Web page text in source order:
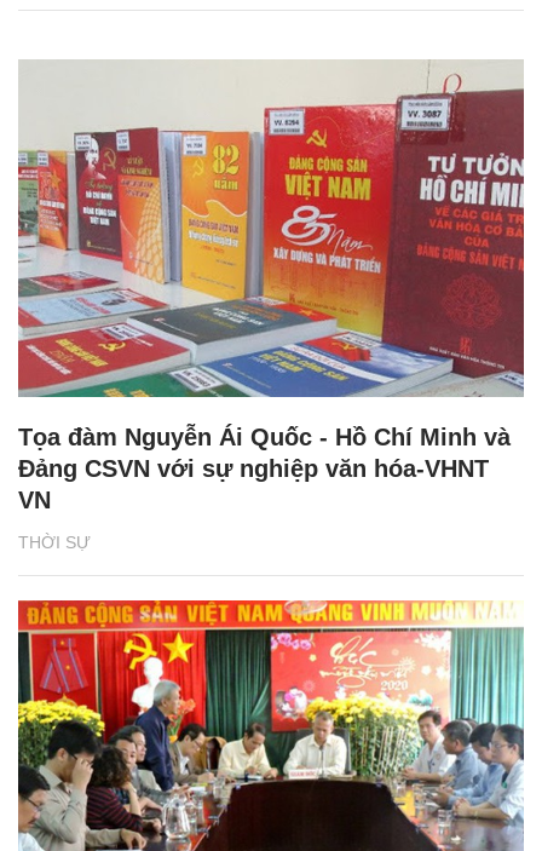
THỜI SỰ
Tọa đàm Nguyễn Ái Quốc - Hồ Chí Minh và
Đảng CSVN với sự nghiệp văn hóa-VHNT
VN